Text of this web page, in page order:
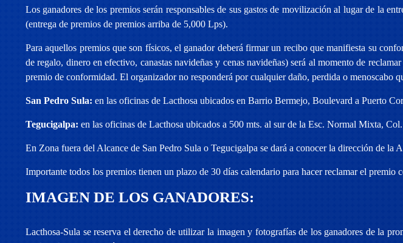
Los ganadores de los premios serán responsables de sus gastos de movilización al lugar de la
(entrega de premios de premios arriba de 5,000 Lps).
Para aquellos premios que son físicos, el ganador deberá firmar un recibo que manifiesta su
de regalo, dinero en efectivo, canastas navideñas y cenas navideñas) será al momento de
premio de conformidad. El organizador no responderá por cualquier daño, perdida o
San Pedro Sula: en las oficinas de Lacthosa ubicados en Barrio Bermejo, Boulevard a Puerto
Tegucigalpa: en las oficinas de Lacthosa ubicados a 500 mts. al sur de la Esc. Normal Mixta,
En Zona fuera del Alcance de San Pedro Sula o Tegucigalpa se dará a conocer la dirección de la
Importante todos los premios tienen un plazo de 30 días calendario para hacer reclamar el premio
IMAGEN DE LOS GANADORES:
Lacthosa-Sula se reserva el derecho de utilizar la imagen y fotografías de los ganadores de la